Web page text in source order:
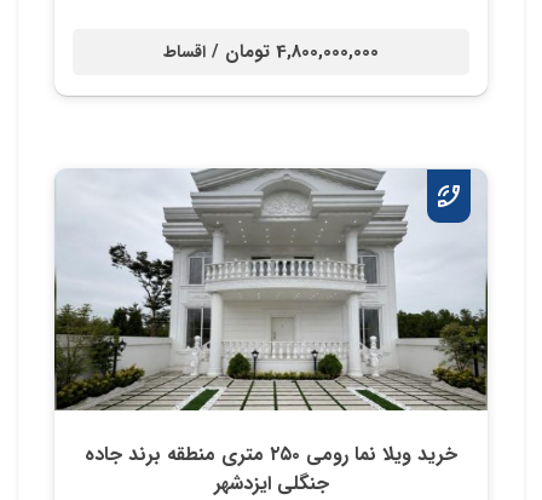
4,800,000,000 تومان / اقساط
خرید ویلا نما رومی ۲۵۰ متری منطقه برند جاده
جنگلی ایزدشهر